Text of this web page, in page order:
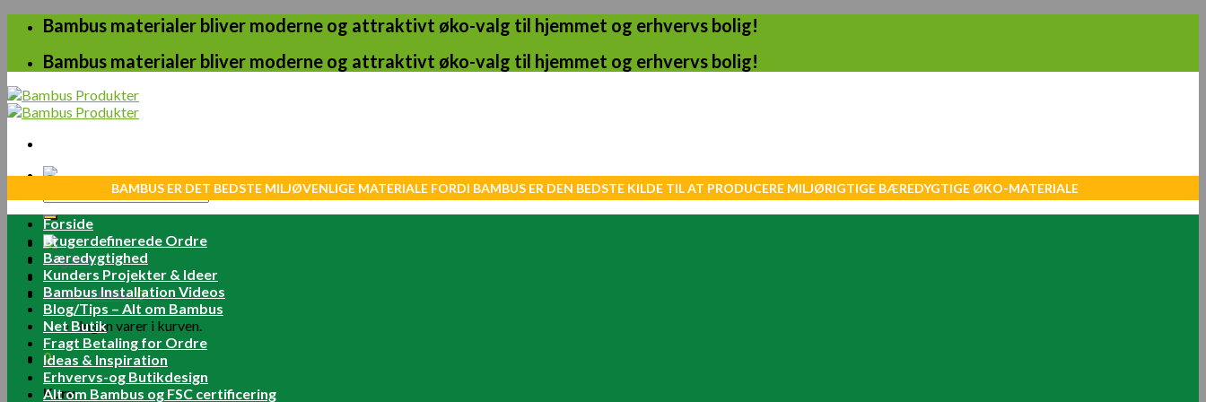
Skip
content
Bambus materialer bliver moderne og attraktivt øko-valg til hjemmet og erhvervs bolig!
Bambus materialer bliver moderne og attraktivt øko-valg til hjemmet og erhvervs bolig!
efter:
Log ind
Kurv /0.00kr.0
Ingen varer i kurven.
0
Kurv
BAMBUS ER DET BEDSTE MILJØVENLIGE MATERIALE FORDI BAMBUS ER DEN BEDSTE KILDE TIL AT PRODUCERE MILJØRIGTIGE BÆREDYGTIGE ØKO-MATERIALE
Forside
Brugerdefinerede Ordre
Bæredygtighed
Kunders Projekter & Ideer
Bambus Installation Videos
Blog/Tips – Alt om Bambus
Net Butik
Fragt Betaling for Ordre
Ideas & Inspiration
Erhvervs-og Butikdesign
Alt om Bambus og FSC certificering